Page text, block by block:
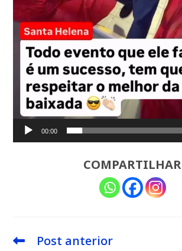
00:00
COMPARTILHAR
Leia
Post anterior